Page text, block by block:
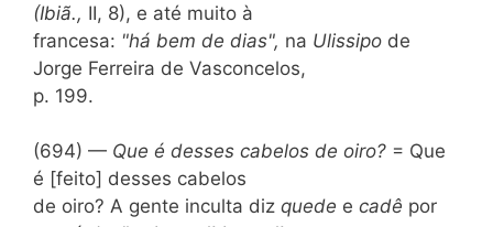
(Ibiã., II, 8), e até muito à
francesa: "há bem de dias", na Ulissipo de
Jorge Ferreira de Vasconcelos,
p. 199.
(694) — Que é desses cabelos de oiro? = Que
é [feito] desses cabelos
de oiro? A gente inculta diz quede e cadê por